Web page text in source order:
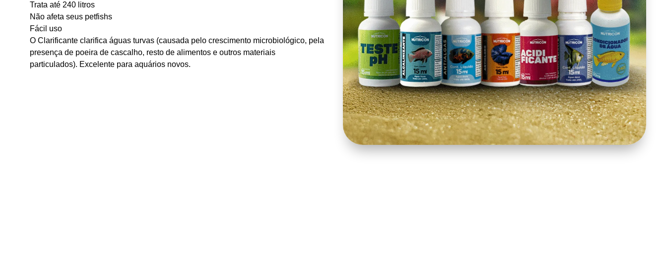
Trata até 240 litros
Não afeta seus petfishs
Fácil uso
O Clarificante clarifica águas turvas (causada pelo crescimento microbiológico, pela
presença de poeira de cascalho, resto de alimentos e outros materiais
particulados). Excelente para aquários novos.